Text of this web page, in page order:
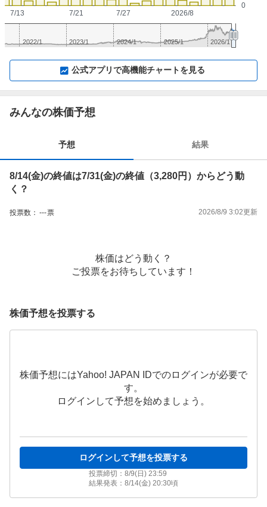
0
2026/8
7/13 7/21 7/27
2023/1 2025/1
2022/1 2024/1 2026/1
公式アプリで高機能チャートを見る
みんなの株価予想
予想 結果
8/14(金)の終値は7/31(金)の終値（3,280円）からどう動
く？
投票数： ---票 2026/8/9 3:02更新
株価はどう動く？
ご投票をお待ちしています！
株価予想を投票する
株価予想にはYahoo! JAPAN IDでのログインが必要で
す。
ログインして予想を始めましょう。
ログインして予想を投票する
投票締切： 8/9(日) 23:59
結果発表： 8/14(金) 20:30頃